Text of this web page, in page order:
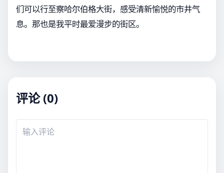
们可以行至察哈尔伯格大街，感受清新愉悦的市井气
息。那也是我平时最爱漫步的街区。
评论 (0)